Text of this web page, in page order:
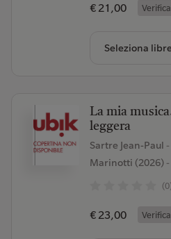
€ 21,00
Seleziona
La mia
leggera
Sartre Jean-Paul
Marinotti (2026)-
€ 23,00